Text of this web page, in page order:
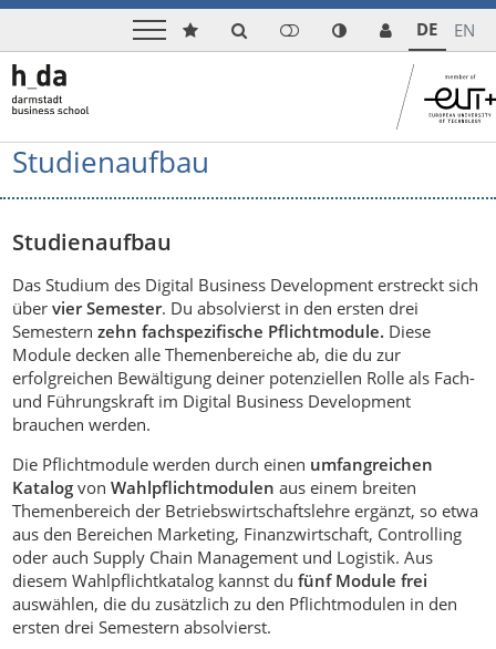
DE EN
Studienaufbau
Studienaufbau
Das Studium des Digital Business Development erstreckt sich
übervier Semester. Du absolvierst in den ersten drei
Semesternzehn fachspezifische Pflichtmodule. Diese
Module decken alle Themenbereiche ab, die du zur
erfolgreichen Bewältigung deiner potenziellen Rolle als Fach-
und Führungskraft im Digital Business Development
brauchen werden.
Die Pflichtmodule werden durch einen umfangreichen
KatalogvonWahlpflichtmodulen aus einem breiten
Themenbereich der Betriebswirtschaftslehre ergänzt, so etwa
aus den Bereichen Marketing, Finanzwirtschaft, Controlling
oder auch Supply Chain Management und Logistik. Aus
diesem Wahlpflichtkatalog kannst dufünf Module frei
auswählen, die du zusätzlich zu den Pflichtmodulen in den
ersten drei Semestern absolvierst.